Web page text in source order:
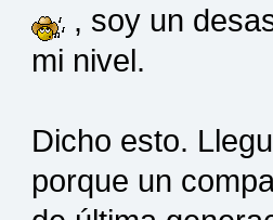
, soy un
mi nivel.
Dicho esto.
porque un